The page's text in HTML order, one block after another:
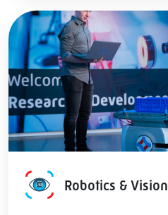
AI Robotics & Vision